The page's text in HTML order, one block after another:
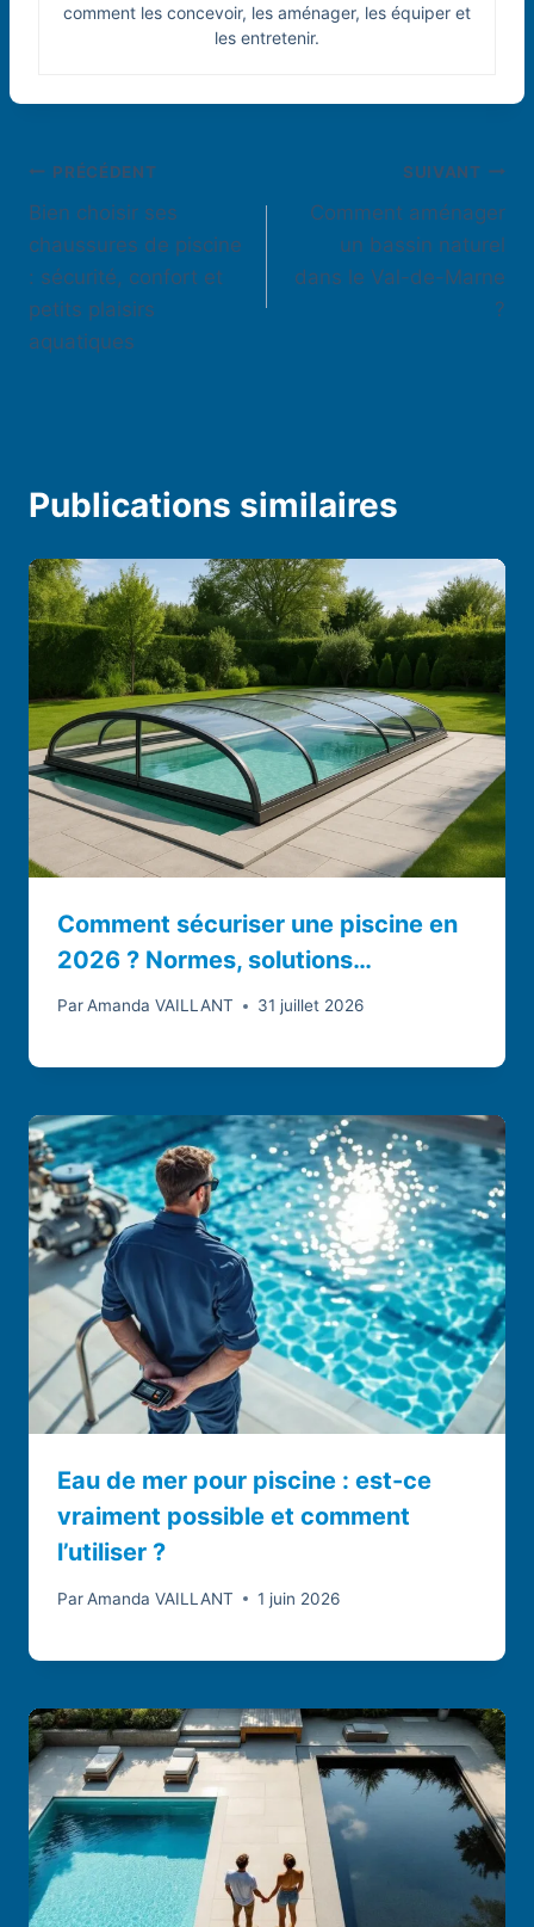
comment les concevoir, les aménager, les équiper et
les entretenir.
Navigation
de
l’article
PRÉCÉDENT
Bien choisir ses
chaussures de piscine
: sécurité, confort et
petits plaisirs
aquatiques
SUIVANT
Comment aménager
un bassin naturel
dans le Val-de-Marne
?
Publications similaires
Comment sécuriser une piscine en
2026 ? Normes, solutions…
ParAmanda VAILLANT 31 juillet 2026
Eau de mer pour piscine : est-ce
vraiment possible et comment
l’utiliser ?
Par Amanda VAILLANT 1 juin 2026